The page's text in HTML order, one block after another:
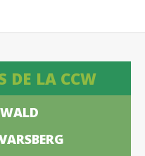
DE LA CCW